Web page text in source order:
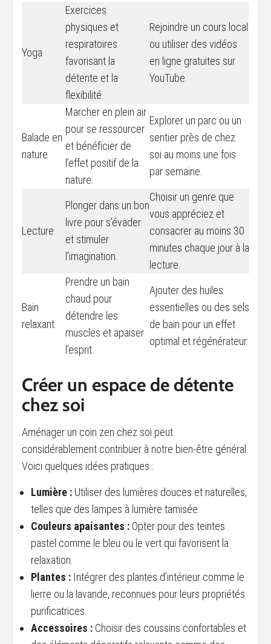
Yoga
Exercices
physiques et
respiratoires
favorisant la
détente et la
flexibilité.
Rejoindre un cours local
ou utiliser des vidéos
en ligne gratuites sur
YouTube.
Balade en
nature
Marcher en plein air
pour se ressourcer
et bénéficier de
l’effet positif de la
nature.
Explorer un parc ou un
sentier près de chez
soi au moins une fois
par semaine.
Lecture
Plonger dans un bon
livre pour s’évader
et stimuler
l’imagination.
Choisir un genre que
vous appréciez et
consacrer au moins 30
minutes chaque jour à la
lecture.
Bain
relaxant
Prendre un bain
chaud pour
détendre les
muscles et apaiser
l’esprit.
Ajouter des huiles
essentielles ou des sels
de bain pour un effet
optimal et régénérateur.
Créer un espace de détente
chez soi
Aménager un coin zen chez soi peut
considérablement contribuer à notre bien-être général.
Voici quelques idées pratiques :
Lumière : Utiliser des lumières douces et naturelles,
telles que des lampes à lumière tamisée.
Couleurs apaisantes : Opter pour des teintes
pastel comme le bleu ou le vert qui favorisent la
relaxation.
Plantes : Intégrer des plantes d’intérieur comme le
lierre ou la lavande, reconnues pour leurs propriétés
purificatrices.
Accessoires : Choisir des coussins confortables et